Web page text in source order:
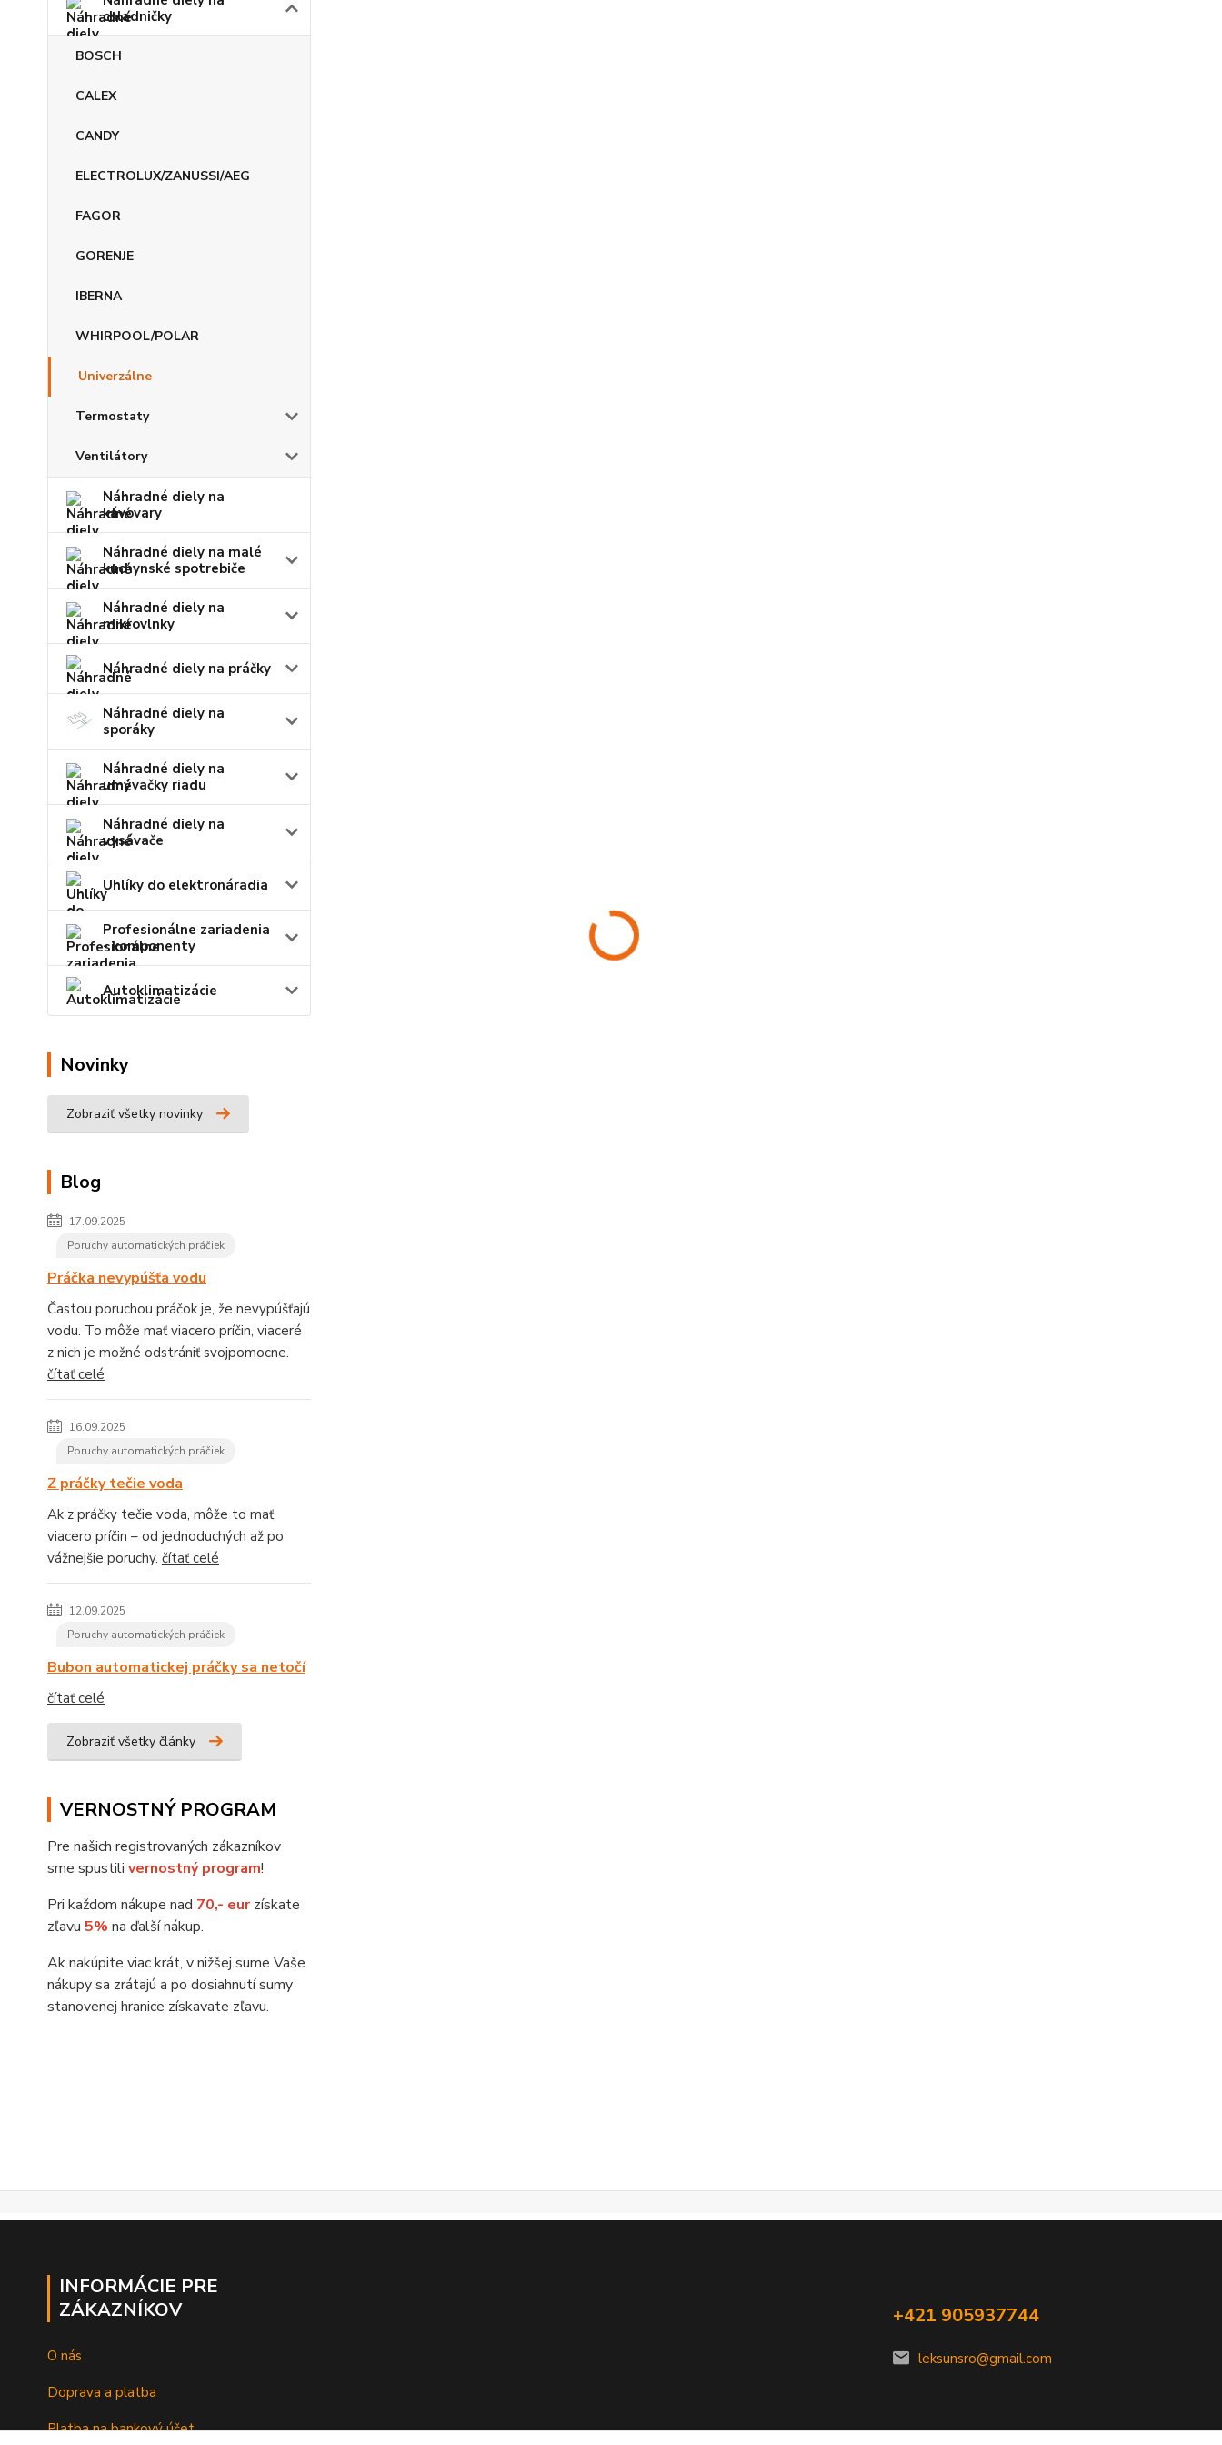
chladničky
BOSCH
CALEX
CANDY
ELECTROLUX/ZANUSSI/AEG
FAGOR
GORENJE
IBERNA
WHIRPOOL/POLAR
Univerzálne
Termostaty
Ventilátory
Náhradné diely na
kávovary
Náhradné diely na malé
kuchynské spotrebiče
Náhradné diely na
mikrovlnky
Náhradné diely na práčky
Náhradné diely na
sporáky
Náhradné diely na
umývačky riadu
Náhradné diely na
vysávače
Uhlíky do elektronáradia
Profesionálne zariadenia
- komponenty
Autoklimatizácie
Novinky
Zobraziť všetky novinky
Blog
17.09.2025
Poruchy automatických práčiek
Práčka nevypúšťa vodu
Častou poruchou práčok je, že nevypúšťajú
vodu. To môže mať viacero príčin, viaceré
z nich je možné odstrániť svojpomocne.
čítať celé
16.09.2025
Poruchy automatických práčiek
Z práčky tečie voda
Ak z práčky tečie voda, môže to mať
viacero príčin – od jednoduchých až po
vážnejšie poruchy. čítať celé
12.09.2025
Poruchy automatických práčiek
Bubon automatickej práčky sa netočí
čítať celé
Zobraziť všetky články
VERNOSTNÝ PROGRAM
Pre našich registrovaných zákazníkov
sme spustili vernostný program!
Pri každom nákupe nad 70,- eurzískate
zľavu 5% na ďalší nákup.
Ak nakúpite viac krát, v nižšej sume Vaše
nákupy sa zrátajú a po dosiahnutí sumy
stanovenej hranice získavate zľavu.
INFORMÁCIE PRE
ZÁKAZNÍKOV
O nás
Doprava a platba
Platba na bankový účet
+421 905937744
leksunsro@gmail.com